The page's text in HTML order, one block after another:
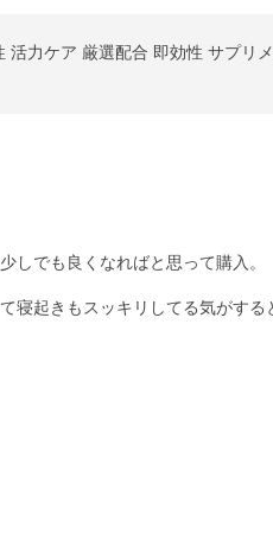
力ケア 厳選配合 即効性 サプリ
しでも良くなればと思って購入。
寝起きもスッキリしてる気がする